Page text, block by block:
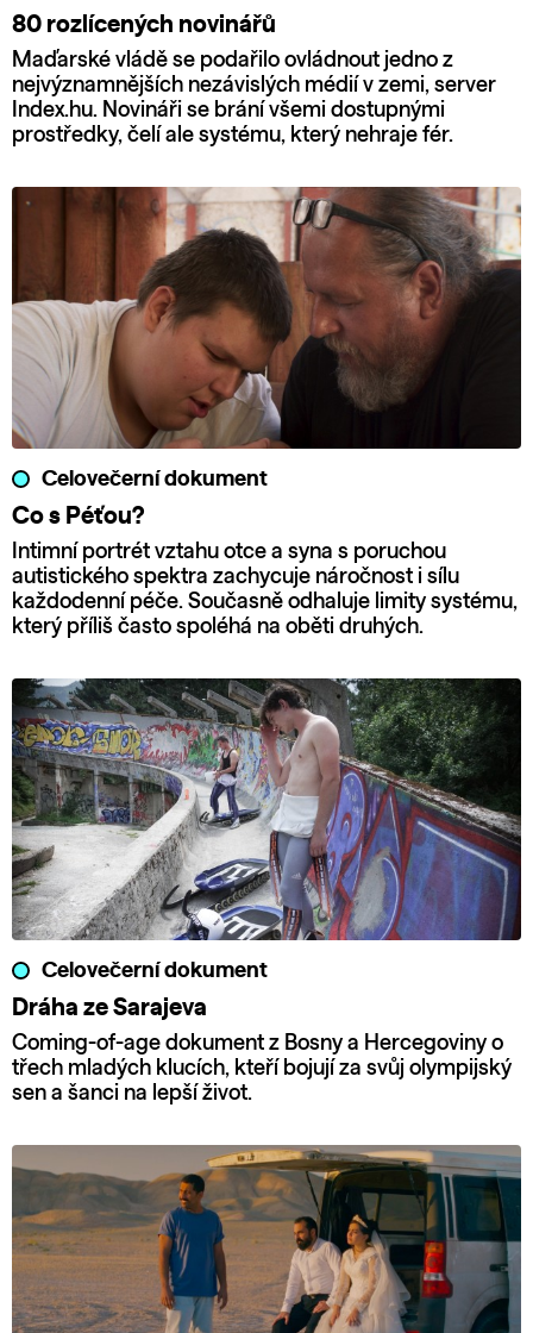
80 rozlícených novinářů
Maďarské vládě se podařilo ovládnout jedno z
nejvýznamnějších nezávislých médií v zemi, server
Index.hu. Novináři se brání všemi dostupnými
prostředky, čelí ale systému, který nehraje fér.
Celovečerní dokument
Co s Péťou?
Intimní portrét vztahu otce a syna s poruchou
autistického spektra zachycuje náročnost i sílu
každodenní péče. Současně odhaluje limity systému,
který příliš často spoléhá na oběti druhých.
Celovečerní dokument
Dráha ze Sarajeva
Coming-of-age dokument z Bosny a Hercegoviny o
třech mladých klucích, kteří bojují za svůj olympijský
sen a šanci na lepší život.